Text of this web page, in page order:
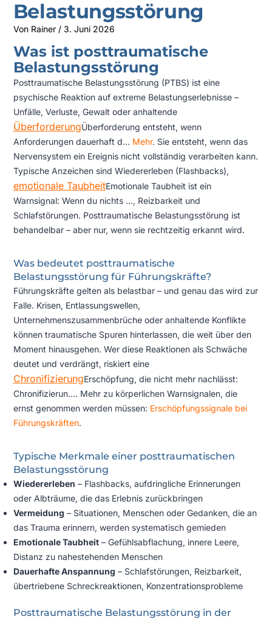
Belastungsstörung
Von Rainer / 3. Juni 2026
Was ist posttraumatische
Belastungsstörung
Posttraumatische Belastungsstörung (PTBS) ist eine
psychische Reaktion auf extreme Belastungserlebnisse –
Unfälle, Verluste, Gewalt oder anhaltende
ÜberforderungÜberforderung entsteht, wenn
Anforderungen dauerhaft d... Mehr. Sie entsteht, wenn das
Nervensystem ein Ereignis nicht vollständig verarbeiten kann.
Typische Anzeichen sind Wiedererleben (Flashbacks),
emotionale TaubheitEmotionale Taubheit ist ein
Warnsignal: Wenn du nichts ..., Reizbarkeit und
Schlafstörungen. Posttraumatische Belastungsstörung ist
behandelbar – aber nur, wenn sie rechtzeitig erkannt wird.
Was bedeutet posttraumatische
Belastungsstörung für Führungskräfte?
Führungskräfte gelten als belastbar – und genau das wird zur
Falle. Krisen, Entlassungswellen,
Unternehmenszusammenbrüche oder anhaltende Konflikte
können traumatische Spuren hinterlassen, die weit über den
Moment hinausgehen. Wer diese Reaktionen als Schwäche
deutet und verdrängt, riskiert eine
ChronifizierungErschöpfung, die nicht mehr nachlässt:
Chronifizierun.... Mehr zu körperlichen Warnsignalen, die
ernst genommen werden müssen: Erschöpfungssignale bei
Führungskräften.
Typische Merkmale einer posttraumatischen
Belastungsstörung
Wiedererleben – Flashbacks, aufdringliche Erinnerungen
oder Albträume, die das Erlebnis zurückbringen
Vermeidung – Situationen, Menschen oder Gedanken, die an
das Trauma erinnern, werden systematisch gemieden
Emotionale Taubheit– Gefühlsabflachung, innere Leere,
Distanz zu nahestehenden Menschen
Dauerhafte Anspannung – Schlafstörungen, Reizbarkeit,
übertriebene Schreckreaktionen, Konzentrationsprobleme
Posttraumatische Belastungsstörung in der